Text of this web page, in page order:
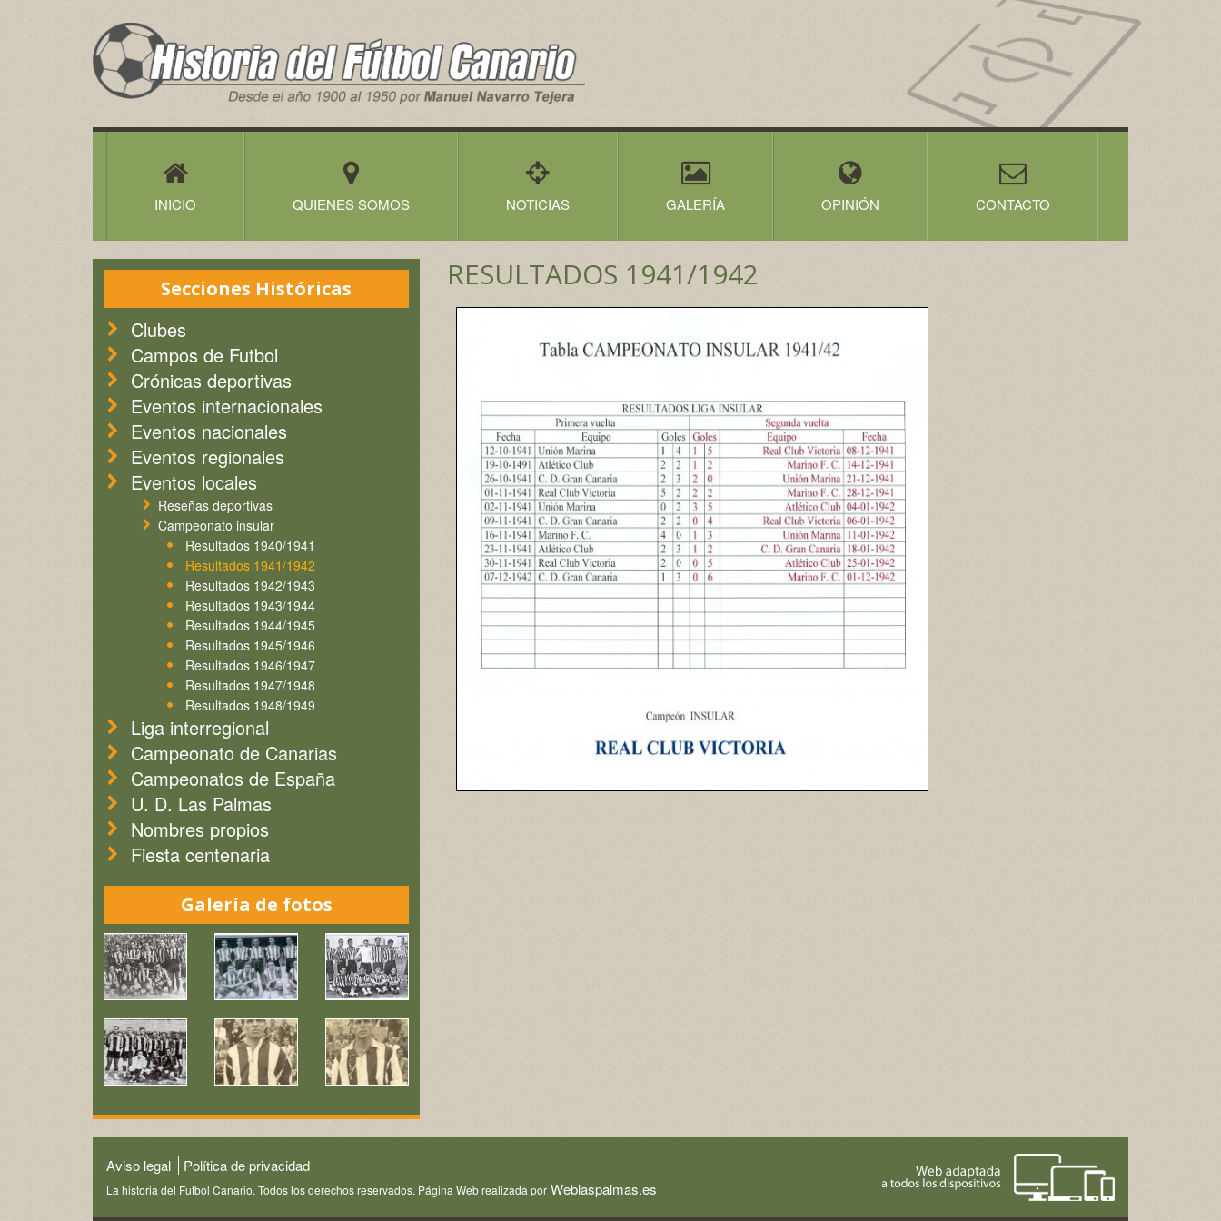
Historia
del
Futbol
Canario
INICIO QUIENES SOMOS NOTICIAS GALERÍA OPINIÓN CONTACTO
Secciones Históricas
Clubes
Campos de Futbol
Crónicas deportivas
Eventos internacionales
Eventos nacionales
Eventos regionales
Eventos locales
Reseñas deportivas
Campeonato insular
Resultados 1940/1941
Resultados 1941/1942
Resultados 1942/1943
Resultados 1943/1944
Resultados 1944/1945
Resultados 1945/1946
Resultados 1946/1947
Resultados 1947/1948
Resultados 1948/1949
Liga interregional
Campeonato de Canarias
Campeonatos de España
U. D. Las Palmas
Nombres propios
Fiesta centenaria
Galería de fotos
RESULTADOS 1941/1942
Aviso legal Política de privacidad
La historia del Futbol Canario. Todos los derechos reservados. Página Web realizada por Weblaspalmas.es